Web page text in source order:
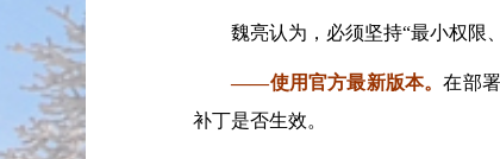
魏亮认为，必须坚持“最小权限、
——使用官方最新版本。在部
补丁是否生效。